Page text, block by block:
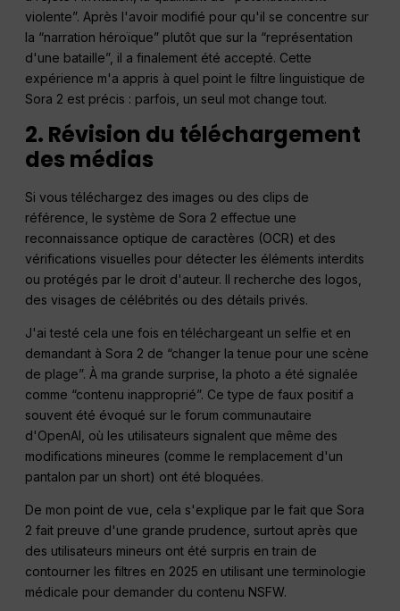
violente”. Après l'avoir modifié pour qu'il se concentre sur
la “narration héroïque” plutôt que sur la “représentation
d'une bataille”, il a finalement été accepté. Cette
expérience m'a appris à quel point le filtre linguistique de
Sora 2 est précis : parfois, un seul mot change tout.
2. Révision du téléchargement
des médias
Si vous téléchargez des images ou des clips de
référence, le système de Sora 2 effectue une
reconnaissance optique de caractères (OCR) et des
vérifications visuelles pour détecter les éléments interdits
ou protégés par le droit d'auteur. Il recherche des logos,
des visages de célébrités ou des détails privés.
J'ai testé cela une fois en téléchargeant un selfie et en
demandant à Sora 2 de “changer la tenue pour une scène
de plage”. À ma grande surprise, la photo a été signalée
comme “contenu inapproprié”. Ce type de faux positif a
souvent été évoqué sur le forum communautaire
d'OpenAI, où les utilisateurs signalent que même des
modifications mineures (comme le remplacement d'un
pantalon par un short) ont été bloquées.
De mon point de vue, cela s'explique par le fait que Sora
2 fait preuve d'une grande prudence, surtout après que
des utilisateurs mineurs ont été surpris en train de
contourner les filtres en 2025 en utilisant une terminologie
médicale pour demander du contenu NSFW.